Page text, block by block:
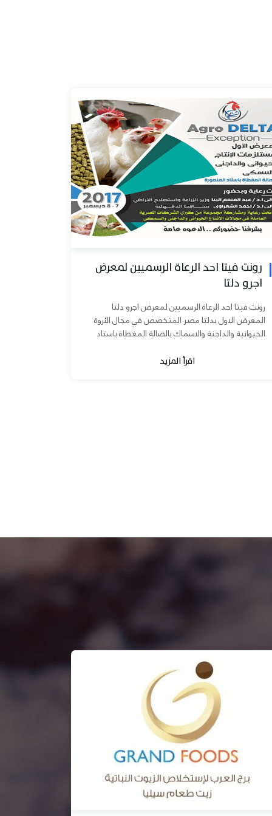
رونت فيتا احد الرعاة الرسميين لمعرض
اجرو دلتا
رونت فيتا احد الرعاة الرسميين لمعرض اجرو دلتا
المعرض الاول بدلتا مصر المتخصص في مجال الثروة
الحيوانية والداجنة والاسماك بالصالة المغطاة باستاد
اقرأ المزيد